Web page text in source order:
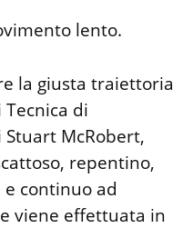
lento.
la giusta traiettoria
di
McRobert,
repentino,
continuo ad
viene effettuata in